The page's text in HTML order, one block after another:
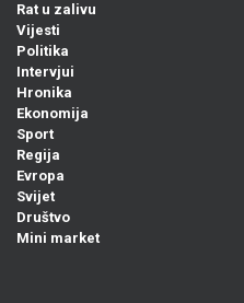
Rat u zalivu
Vijesti
Politika
Intervjui
Hronika
Ekonomija
Sport
Regija
Evropa
Svijet
Društvo
Mini market